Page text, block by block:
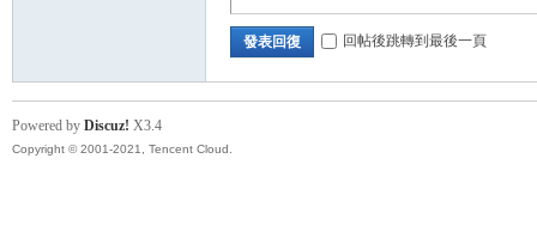
發表回復 回帖後跳轉到最後一頁
Powered by Discuz! X3.4
Copyright © 2001-2021, Tencent Cloud.